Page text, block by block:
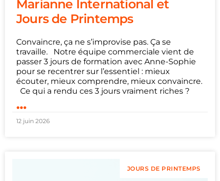
Marianne International et
Jours de Printemps
Convaincre, ça ne s’improvise pas. Ça se
travaille. Notre équipe commerciale vient de
passer 3 jours de formation avec Anne-Sophie
pour se recentrer sur l’essentiel : mieux
écouter, mieux comprendre, mieux convaincre.
Ce qui a rendu ces 3 jours vraiment riches ?
...
12 juin 2026
JOURS DE PRINTEMPS